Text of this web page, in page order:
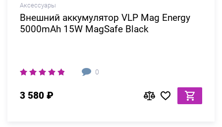
Аксессуары
Внешний аккумулятор VLP Mag Energy
5000mAh 15W MagSafe Black
0
3 580 ₽